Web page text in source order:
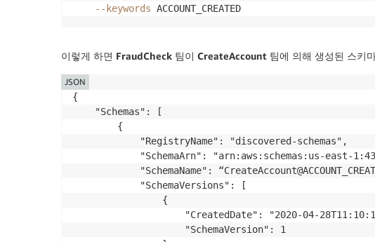
--keywords ACCOUNT_CREATED
이렇게 하면 FraudCheck 팀이 CreateAccount 팀에 의해 생성된 스키
{
    "Schemas": [
        {
            "RegistryName": "discovered-schemas",
"SchemaArn": "arn:aws:schemas:us-east-
"SchemaName":
            "SchemaVersions": [
                {
"CreatedDate": "2020-04-
                    "SchemaVersion": 1
JSON